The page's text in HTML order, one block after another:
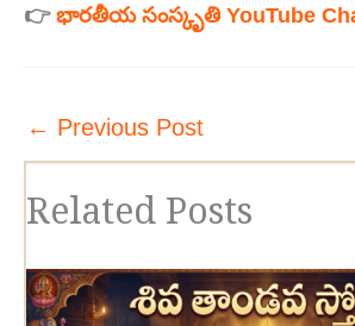
👉 భారతీయ సంస్కృతి YouTube
← Previous Post
Related Posts